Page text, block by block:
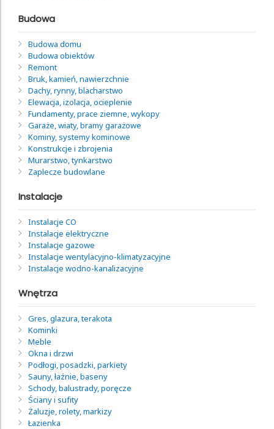
Budowa
Budowa domu
Budowa obiektów
Remont
Bruk, kamień, nawierzchnie
Dachy, rynny, blacharstwo
Elewacja, izolacja, ocieplenie
Fundamenty, prace ziemne, wykopy
Garaże, wiaty, bramy garażowe
Kominy, systemy kominowe
Konstrukcje i zbrojenia
Murarstwo, tynkarstwo
Zaplecze budowlane
Instalacje
Instalacje CO
Instalacje elektryczne
Instalacje gazowe
Instalacje wentylacyjno-klimatyzacyjne
Instalacje wodno-kanalizacyjne
Wnętrza
Gres, glazura, terakota
Kominki
Meble
Okna i drzwi
Podłogi, posadzki, parkiety
Sauny, łaźnie, baseny
Schody, balustrady, poręcze
Ściany i sufity
Żaluzje, rolety, markizy
Łazienka